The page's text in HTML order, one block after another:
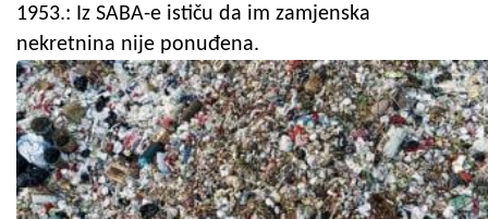
1953.: Iz SABA-e ističu da im zamjenska
nekretnina nije ponuđena.